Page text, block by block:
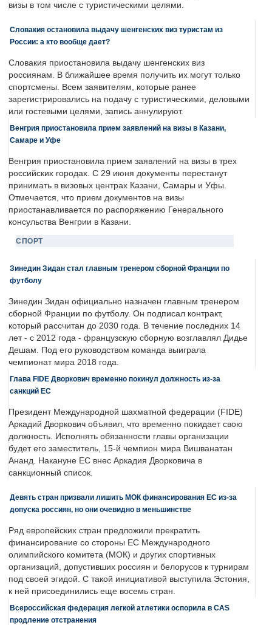
визы в том числе с туристическими целями.
Словакия остановила выдачу шенгенских виз туристам из
России: а кто вообще дает?
Словакия приостановила выдачу шенгенских виз
россиянам. В ближайшее время получить их могут только
спортсмены. Всем заявителям, которые ранее
зарегистрировались на подачу с туристическими, деловыми
или гостевыми целями, запись аннулируют.
Венгрия приостановила прием заявлений на визы в Казани,
Самаре и Уфе
Венгрия приостановила прием заявлений на визы в трех
российских городах. С 29 июня документы перестанут
принимать в визовых центрах Казани, Самары и Уфы.
Отмечается, что прием документов на визы
приостанавливается по распоряжению Генерального
консульства Венгрии в Казани.
СПОРТ
Зинедин Зидан стал главным тренером сборной Франции по
футболу
Зинедин Зидан официально назначен главным тренером
сборной Франции по футболу. Он подписал контракт,
который рассчитан до 2030 года. В течение последних 14
лет - с 2012 года - французскую сборную возглавлял Дидье
Дешам. Под его руководством команда выиграла
чемпионат мира 2018 года.
Глава FIDE Дворкович временно покинул должность из-за
санкций ЕС
Президент Международной шахматной федерации (FIDE)
Аркадий Дворкович объявил, что временно покидает свою
должность. Исполнять обязанности главы организации
будет его заместитель, 15-й чемпион мира Вишванатан
Ананд. Накануне ЕС внес Аркадия Дворковича в
санкционный список.
Девять стран призвали лишить МОК финансирования ЕС из-за
допуска россиян, но они очевидно в меньшинстве
Ряд европейских стран предложили прекратить
финансирование со стороны ЕС Международного
олимпийского комитета (МОК) и других спортивных
организаций, допустивших россиян и белорусов к турнирам
под своей эгидой. С такой инициативой выступила Эстония,
к ней присоединились еще восемь стран.
Всероссийская федерация легкой атлетики оспорила в CAS
продление отстранения